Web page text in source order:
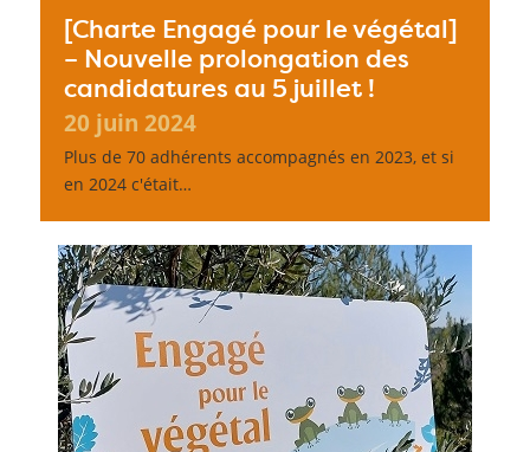
[Charte Engagé pour le végétal]
– Nouvelle prolongation des
candidatures au 5 juillet !
20 juin 2024
Plus de 70 adhérents accompagnés en 2023, et si
en 2024 c'était…